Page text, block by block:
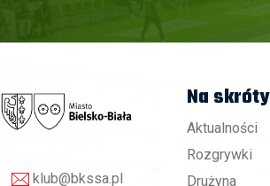
klub@bkssa.pl
Na skróty
Aktualności
Rozgrywki
Drużyna